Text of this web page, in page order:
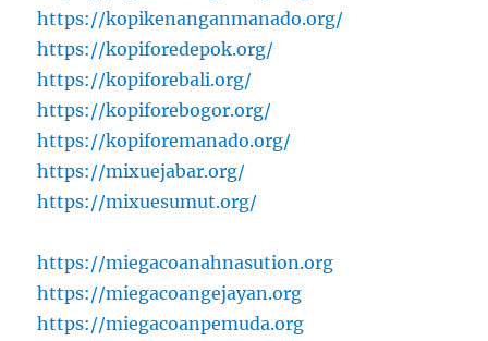
https://kopikenanganmanado.org/
https://kopiforedepok.org/
https://kopiforebali.org/
https://kopiforebogor.org/
https://kopiforemanado.org/
https://mixuejabar.org/
https://mixuesumut.org/
https://miegacoanahnasution.org
https://miegacoangejayan.org
https://miegacoanpemuda.org